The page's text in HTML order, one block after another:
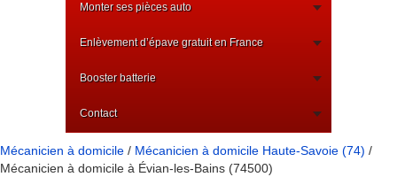
Monter ses pièces auto
Enlèvement d’épave gratuit en France
Booster batterie
Contact
Mécanicien à domicile / Mécanicien à domicile Haute-Savoie (74) /
Mécanicien à domicile à Évian-les-Bains (74500)